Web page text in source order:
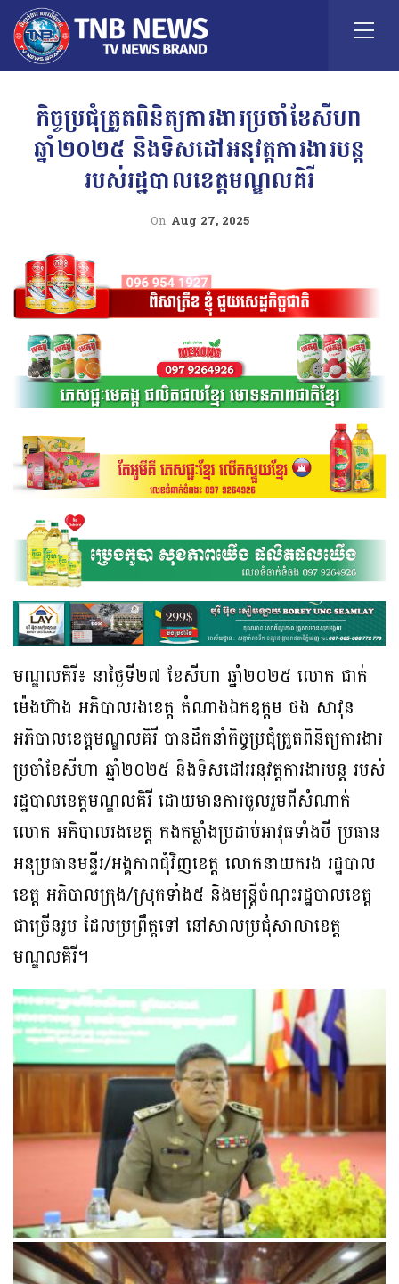
កិច្ចប្រជុំត្រួតពិនិត្យការងារប្រចាំខែសីហា
ឆ្នាំ២០២៥ និងទិសដៅអនុវត្តការងារបន្ត
របស់រដ្ឋបាលខេត្តមណ្ឌលគិរី
On Aug 27, 2025
មណ្ឌលគិរី៖ នាថ្ងៃទី២៧ ខែសីហា ឆ្នាំ២០២៥ លោក ជាក់
ម៉េងហ៊ាង អភិបាលរងខេត្ត តំណាងឯកឧត្តម ថង សាវុន
អភិបាលខេត្តមណ្ឌលគិរី បានដឹកនាំកិច្ចប្រជុំត្រួតពិនិត្យការងារ
ប្រចាំខែសីហា ឆ្នាំ២០២៥ និងទិសដៅអនុវត្តការងារបន្ត របស់
រដ្ឋបាលខេត្តមណ្ឌលគិរី ដោយមានការចូលរួមពីសំណាក់
លោក អភិបាលរងខេត្ត កងកម្លាំងប្រដាប់អាវុធទាំងបី ប្រធាន
អនុប្រធានមន្ទីរ/អង្គភាពជុំវិញខេត្ត លោកនាយករង រដ្ឋបាល
ខេត្ត អភិបាលក្រុង/ស្រុកទាំង៥ និងមន្ត្រីចំណុះរដ្ឋបាលខេត្ត
ជាច្រើនរូប ដែលប្រព្រឹត្តទៅ នៅសាលប្រជុំសាលាខេត្ត
មណ្ឌលគិរី។